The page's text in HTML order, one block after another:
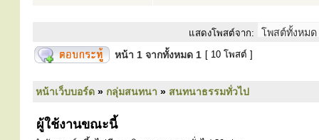
แสดงโพสต์จาก:
หน้า 1 จากทั้งหมด 1 [ 10 โพสต์ ]
หน้าเว็บบอร์ด » กลุ่มสนทนา » สนทนาธรรมทั่วไป
ผู้ใช้งานขณะนี้